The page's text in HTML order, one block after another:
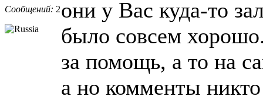
Сообщений: 2они у Вас куда-то
было совсем
за помощь, а то на
а но комменты